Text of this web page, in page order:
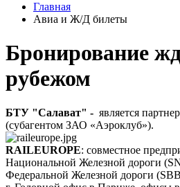
Главная
Авиа и Ж/Д билеты
Бронирование
рубежом
БТУ "Салават" - является
(субагентом ЗАО «Аэроклуб»).
RAILEUROPE: совместное
Национальной Железной дороги
Федеральной Железной дороги